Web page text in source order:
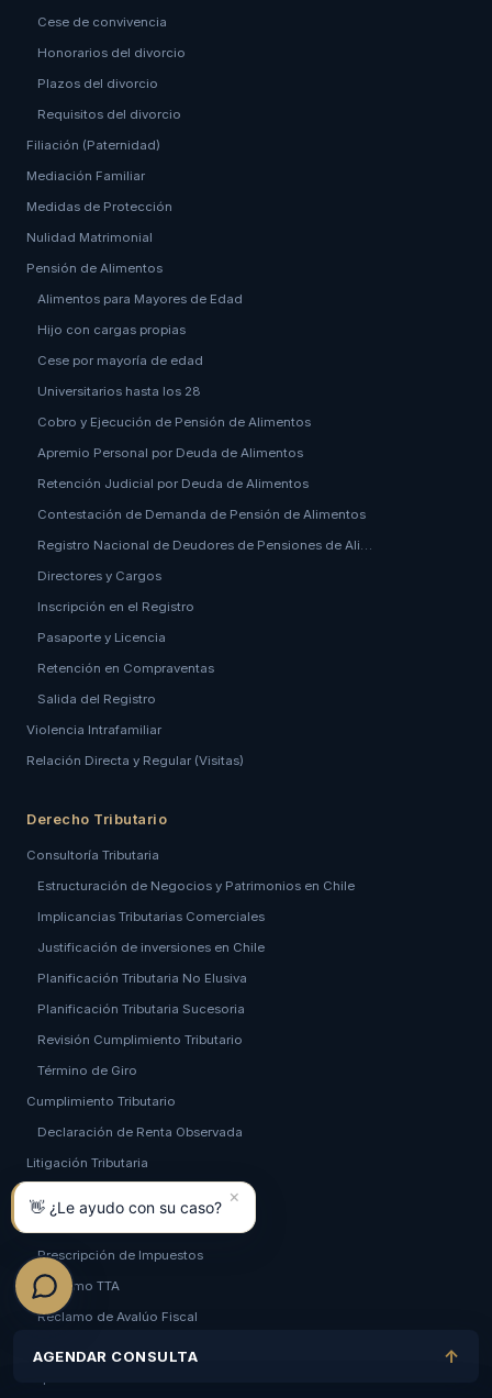
Cese de convivencia
Honorarios del divorcio
Plazos del divorcio
Requisitos del divorcio
Filiación (Paternidad)
Mediación Familiar
Medidas de Protección
Nulidad Matrimonial
Pensión de Alimentos
Alimentos para Mayores de Edad
Hijo con cargas propias
Cese por mayoría de edad
Universitarios hasta los 28
Cobro y Ejecución de Pensión de Alimentos
Apremio Personal por Deuda de Alimentos
Retención Judicial por Deuda de Alimentos
Contestación de Demanda de Pensión de Alimentos
Registro Nacional de Deudores de Pensiones de Ali…
Directores y Cargos
Inscripción en el Registro
Pasaporte y Licencia
Retención en Compraventas
Salida del Registro
Violencia Intrafamiliar
Relación Directa y Regular (Visitas)
Derecho Tributario
Consultoría Tributaria
Estructuración de Negocios y Patrimonios en Chile
Implicancias Tributarias Comerciales
Justificación de inversiones en Chile
Planificación Tributaria No Elusiva
Planificación Tributaria Sucesoria
Revisión Cumplimiento Tributario
Término de Giro
Cumplimiento Tributario
Declaración de Renta Observada
Litigación Tributaria
Prescripción de Impuestos
Reclamo TTA
Reclamo de Avalúo Fiscal
×
👋 ¿Le ayudo con su caso?
AGENDAR CONSULTA ↑